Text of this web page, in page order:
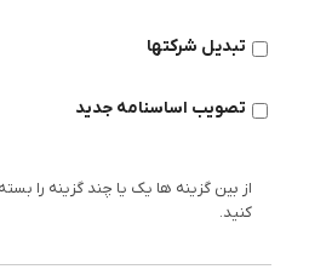
تبدیل شرکتها
تصویب اساسنامه جدید
از بین گزینه ها یک یا چند گزینه را
کنید.